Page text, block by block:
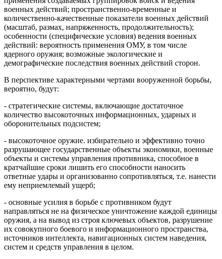
военных действий; пространственно-временные и
количественно-качественные показатели военных действий
(масштаб, размах, напряженность, продолжительность);
особенности (специфические условия) ведения военных
действий: вероятность применения ОМУ, в том числе
ядерного оружия; возможные экологические и
демографические последствия военных действий сторон.
В перспективе характерными чертами вооруженной борьбы,
вероятно, будут:
- стратегические системы, включающие достаточное
количество высокоточных информационных, ударных и
оборонительных подсистем;
- высокоточное оружие. избирательно и эффективно точно
разрушающее государственные объекты экономики, военные
объекты и системы управления противника, способное в
кратчайшие сроки лишить его способности наносить
ответные удары и организованно сопротивляться, т.е. нанести
ему неприемлемый ущерб;
- основные усилия в борьбе с противником будут
направляться не на физическое уничтожение каждой единицы
оружия, а на вывод из строя ключевых объектов, разрушение
их совокупного боевого и информационного пространства,
источников интеллекта, навигационных систем наведения,
систем и средств управления в целом.